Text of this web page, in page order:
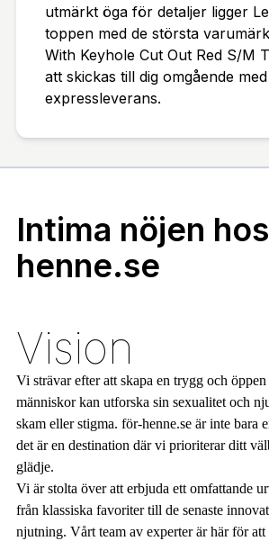
utmärkt öga för detaljer ligger
toppen med de största
With Keyhole Cut Out Red S/M
att skickas till dig omgående med
expressleverans.
Intima nöjen
henne.se
Vision
Vi strävar efter att skapa en trygg och
människor kan utforska sin sexualitet och
skam eller stigma. för-henne.se är inte bara
det är en destination där vi prioriterar ditt
glädje.
Vi är stolta över att erbjuda ett omfattande
från klassiska favoriter till de senaste
njutning. Vårt team av experter är här för